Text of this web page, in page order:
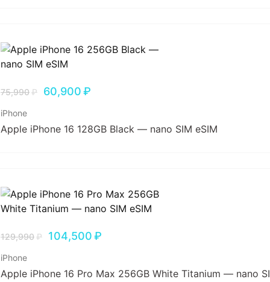
75,990₽ 60,900₽
iPhone
Apple iPhone 16 128GB Black — nano SIM eSIM
129,990₽ 104,500₽
iPhone
Apple iPhone 16 Pro Max 256GB White Titanium — nano